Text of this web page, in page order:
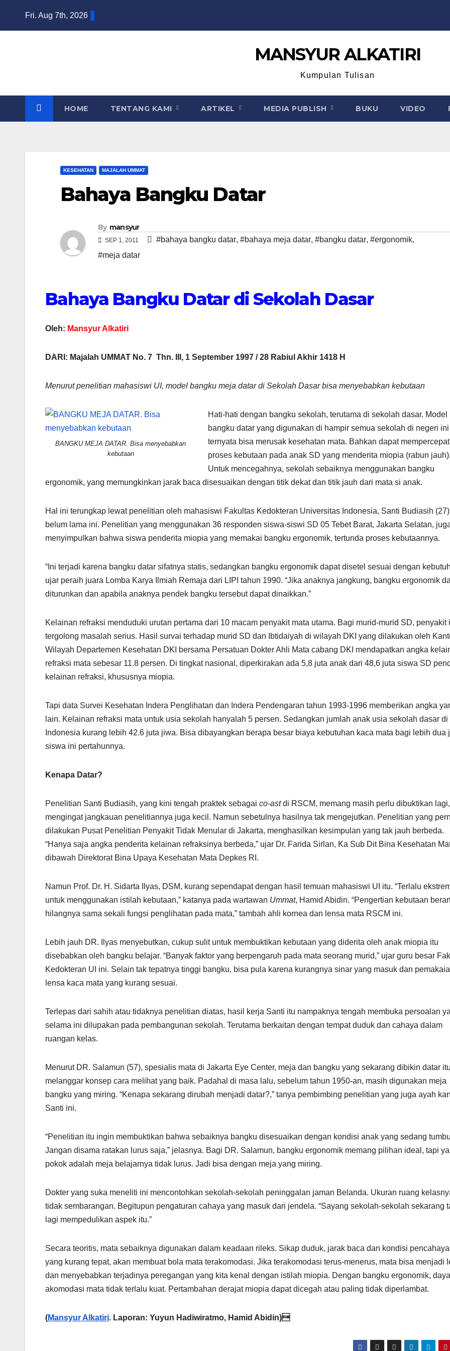
Fri. Aug 7th, 2026
MANSYUR ALKATIRI
Kumpulan Tulisan
HOME TENTANG KAMI ARTIKEL MEDIA PUBLISH BUKU VIDEO
KESEHATAN MAJALAH UMMAT
Bahaya Bangku Datar
By mansyur
SEP 1, 2011 #bahaya bangku datar, #bahaya meja datar, #bangku datar, #ergonomik,
#meja datar
Bahaya Bangku Datar di Sekolah Dasar
Oleh: Mansyur Alkatiri
DARI: Majalah UMMAT No. 7 Thn. III, 1 September 1997 / 28 Rabiul Akhir 1418 H
Menurut penelitian mahasiswi UI, model bangku meja datar di Sekolah Dasar bisa menyebabkan kebutaan
BANGKU MEJA DATAR. Bisa menyebabkan
kebutaan
Hati-hati dengan bangku sekolah, terutama di sekolah dasar. Model
bangku datar yang digunakan di hampir semua sekolah di negeri ini
ternyata bisa merusak kesehatan mata. Bahkan dapat mempercepat
proses kebutaan pada anak SD yang menderita miopia (rabun jauh).
Untuk mencegahnya, sekolah sebaiknya menggunakan bangku
ergonomik, yang memungkinkan jarak baca disesuaikan dengan titik dekat dan titik jauh dari mata si anak.
Hal ini terungkap lewat penelitian oleh mahasiswi Fakultas Kedokteran Universitas Indonesia, Santi Budiasih
belum lama ini. Penelitian yang menggunakan 36 responden siswa-siswi SD 05 Tebet Barat, Jakarta Selatan,
menyimpulkan bahwa siswa penderita miopia yang memakai bangku ergonomik, tertunda proses kebutaannya.
“Ini terjadi karena bangku datar sifatnya statis, sedangkan bangku ergonomik dapat disetel sesuai dengan
ujar peraih juara Lomba Karya Ilmiah Remaja dari LIPI tahun 1990. “Jika anaknya jangkung, bangku ergonomik
diturunkan dan apabila anaknya pendek bangku tersebut dapat dinaikkan.”
Kelainan refraksi menduduki urutan pertama dari 10 macam penyakit mata utama. Bagi murid-murid SD, penyakit
tergolong masalah serius. Hasil survai terhadap murid SD dan Ibtidaiyah di wilayah DKI yang dilakukan oleh
Wilayah Departemen Kesehatan DKI bersama Persatuan Dokter Ahli Mata cabang DKI mendapatkan angka
refraksi mata sebesar 11.8 persen. Di tingkat nasional, diperkirakan ada 5,8 juta anak dari 48,6 juta siswa SD
kelainan refraksi, khususnya miopia.
Tapi data Survei Kesehatan Indera Penglihatan dan Indera Pendengaran tahun 1993-1996 memberikan angka
lain. Kelainan refraksi mata untuk usia sekolah hanyalah 5 persen. Sedangkan jumlah anak usia sekolah dasar di
Indonesia kurang lebih 42.6 juta jiwa. Bisa dibayangkan berapa besar biaya kebutuhan kaca mata bagi lebih dua
siswa ini pertahunnya.
Kenapa Datar?
Penelitian Santi Budiasih, yang kini tengah praktek sebagai co-astdi RSCM, memang masih perlu dibuktikan lagi,
mengingat jangkauan penelitiannya juga kecil. Namun sebetulnya hasilnya tak mengejutkan. Penelitian yang
dilakukan Pusat Penelitian Penyakit Tidak Menular di Jakarta, menghasilkan kesimpulan yang tak jauh berbeda.
“Hanya saja angka penderita kelainan refraksinya berbeda,” ujar Dr. Farida Sirlan, Ka Sub Dit Bina Kesehatan
dibawah Direktorat Bina Upaya Kesehatan Mata Depkes RI.
Namun Prof. Dr. H. Sidarta Ilyas, DSM, kurang sependapat dengan hasil temuan mahasiswi UI itu. “Terlalu
untuk menggunakan istilah kebutaan,” katanya pada wartawan Ummat, Hamid Abidin. “Pengertian kebutaan
hilangnya sama sekali fungsi penglihatan pada mata,” tambah ahli kornea dan lensa mata RSCM ini.
Lebih jauh DR. Ilyas menyebutkan, cukup sulit untuk membuktikan kebutaan yang diderita oleh anak miopia itu
disebabkan oleh bangku belajar. “Banyak faktor yang berpengaruh pada mata seorang murid,” ujar guru besar
Kedokteran UI ini. Selain tak tepatnya tinggi bangku, bisa pula karena kurangnya sinar yang masuk dan
lensa kaca mata yang kurang sesuai.
Terlepas dari sahih atau tidaknya penelitian diatas, hasil kerja Santi itu nampaknya tengah membuka persoalan
selama ini dilupakan pada pembangunan sekolah. Terutama berkaitan dengan tempat duduk dan cahaya dalam
ruangan kelas.
Menurut DR. Salamun (57), spesialis mata di Jakarta Eye Center, meja dan bangku yang sekarang dibikin datar itu
melanggar konsep cara melihat yang baik. Padahal di masa lalu, sebelum tahun 1950-an, masih digunakan meja
bangku yang miring. “Kenapa sekarang dirubah menjadi datar?,” tanya pembimbing penelitian yang juga ayah
Santi ini.
“Penelitian itu ingin membuktikan bahwa sebaiknya bangku disesuaikan dengan kondisi anak yang sedang
Jangan disama ratakan lurus saja,” jelasnya. Bagi DR. Salamun, bangku ergonomik memang pilihan ideal, tapi
pokok adalah meja belajarnya tidak lurus. Jadi bisa dengan meja yang miring.
Dokter yang suka meneliti ini mencontohkan sekolah-sekolah peninggalan jaman Belanda. Ukuran ruang
tidak sembarangan. Begitupun pengaturan cahaya yang masuk dari jendela. “Sayang sekolah-sekolah sekarang
lagi mempedulikan aspek itu.”
Secara teoritis, mata sebaiknya digunakan dalam keadaan rileks. Sikap duduk, jarak baca dan kondisi
yang kurang tepat, akan membuat bola mata terakomodasi. Jika terakomodasi terus-menerus, mata bisa menjadi
dan menyebabkan terjadinya peregangan yang kita kenal dengan istilah miopia. Dengan bangku ergonomik, daya
akomodasi mata tidak terlalu kuat. Pertambahan derajat miopia dapat dicegah atau paling tidak diperlambat.
(Mansyur Alkatiri. Laporan: Yuyun Hadiwiratmo, Hamid Abidin)